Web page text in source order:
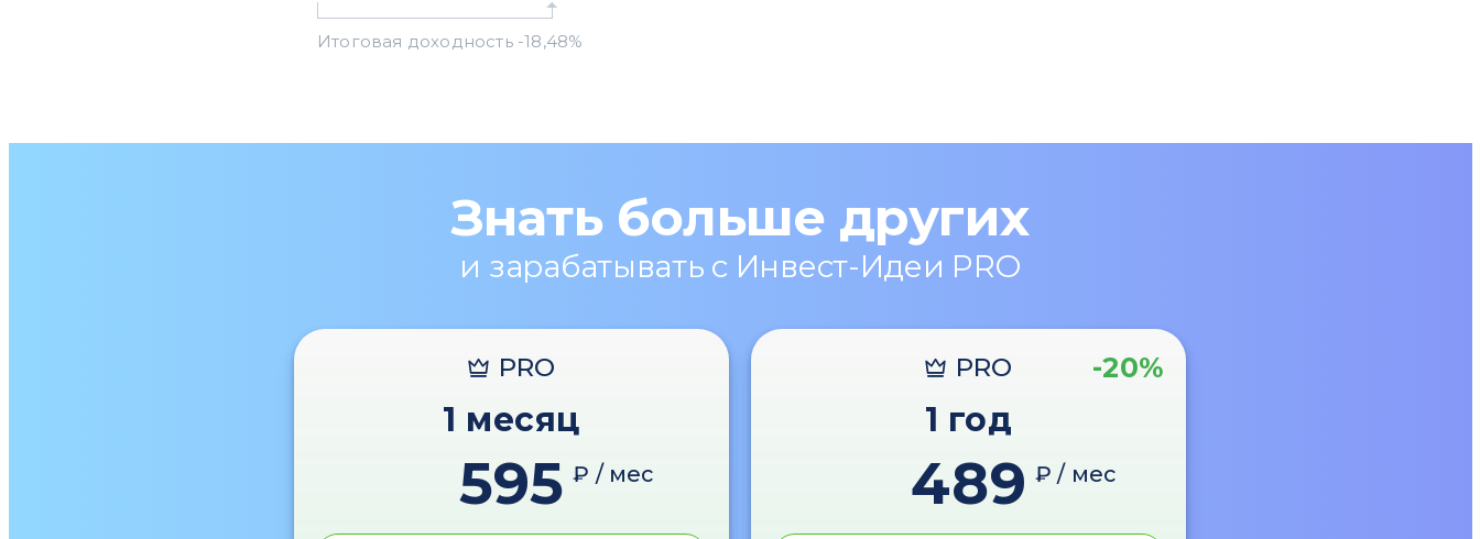
Знать больше других
и зарабатывать с Инвест-Идеи PRO
PRO
1 месяц
595 ₽ / мес
PRO -20%
1 год
489 ₽ / мес